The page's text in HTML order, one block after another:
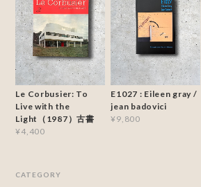
Le Corbusier: To
Live with the
Light（1987）古書
¥4,400
E1027 : Eileen gray /
jean badovici
¥9,800
CATEGORY